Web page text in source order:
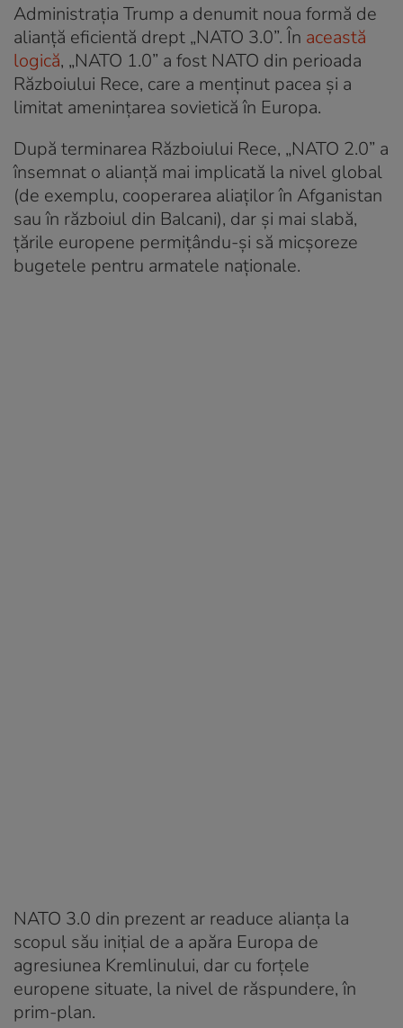
Administrația Trump a denumit noua formă de
alianță eficientă drept „NATO 3.0”. În această
logică, „NATO 1.0” a fost NATO din perioada
Războiului Rece, care a menținut pacea și a
limitat amenințarea sovietică în Europa.
După terminarea Războiului Rece, „NATO 2.0” a
însemnat o alianță mai implicată la nivel global
(de exemplu, cooperarea aliaților în Afganistan
sau în războiul din Balcani), dar și mai slabă,
țările europene permițându-și să micșoreze
bugetele pentru armatele naționale.
NATO 3.0 din prezent ar readuce alianța la
scopul său inițial de a apăra Europa de
agresiunea Kremlinului, dar cu forțele
europene situate, la nivel de răspundere, în
prim-plan.